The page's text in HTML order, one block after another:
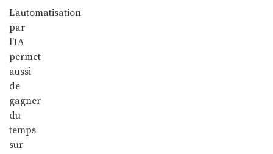
L’automatisation
par
l’IA
permet
aussi
de
gagner
du
temps
sur